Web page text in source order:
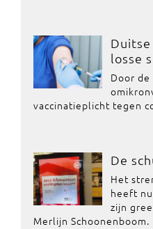
losse
Door de
vaccinatieplicht tegen
De
Het
heeft
zijn
Merlijn Schoonenboom.